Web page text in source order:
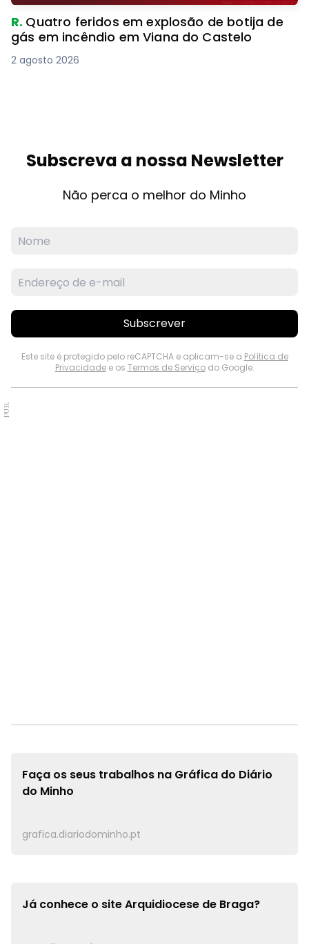
R. Quatro feridos em explosão de botija de
gás em incêndio em Viana do Castelo
2 agosto 2026
Subscreva a nossa Newsletter
Não perca o melhor do Minho
Subscrever
Este site é protegido pelo reCAPTCHA e aplicam-se a Política de
Privacidadee os Termos de Serviçodo Google.
PUB.
Faça os seus trabalhos na Gráfica do Diário
do Minho
grafica.diariodominho.pt
Já conhece o siteArquidiocese de Braga?